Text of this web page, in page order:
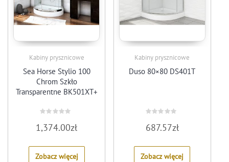
Kabiny prysznicowe
Sea Horse Stylio 100
Chrom Szkło
Transparentne BK501XT+
0
out
5
1,374.00zł
Zobacz więcej
Kabiny prysznicowe
Duso 80×80 DS401T
0
out
5
687.57zł
Zobacz więcej